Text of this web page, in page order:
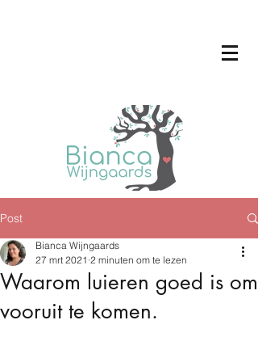
Post
Waarom luieren goed is om
vooruit te komen.
Bianca Wijngaards
27 mrt 2021 2 minuten om te lezen